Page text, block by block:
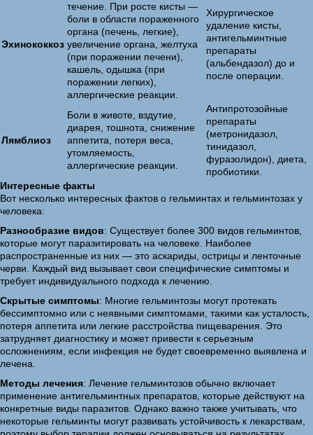
Эхинококкоз
течение. При росте кисты —
боли в области пораженного
органа (печень, легкие),
увеличение органа, желтуха
(при поражении печени),
кашель, одышка (при
поражении легких),
аллергические реакции.
Хирургическое
удаление кисты,
антигельминтные
препараты
(альбендазол) до и
после операции.
Лямблиоз
Боли в животе, вздутие,
диарея, тошнота, снижение
аппетита, потеря веса,
утомляемость,
аллергические реакции.
Антипротозойные
препараты
(метронидазол,
тинидазол,
фуразолидон), диета,
пробиотики.
Интересные факты
Вот несколько интересных фактов о гельминтах и гельминтозах у
человека:
Разнообразие видов: Существует более 300 видов гельминтов,
которые могут паразитировать на человеке. Наиболее
распространенные из них — это аскариды, острицы и ленточные
черви. Каждый вид вызывает свои специфические симптомы и
требует индивидуального подхода к лечению.
Скрытые симптомы: Многие гельминтозы могут протекать
бессимптомно или с неявными симптомами, такими как усталость,
потеря аппетита или легкие расстройства пищеварения. Это
затрудняет диагностику и может привести к серьезным
осложнениям, если инфекция не будет своевременно выявлена и
лечена.
Методы лечения: Лечение гельминтозов обычно включает
применение антигельминтных препаратов, которые действуют на
конкретные виды паразитов. Однако важно также учитывать, что
некоторые гельминты могут развивать устойчивость к лекарствам,